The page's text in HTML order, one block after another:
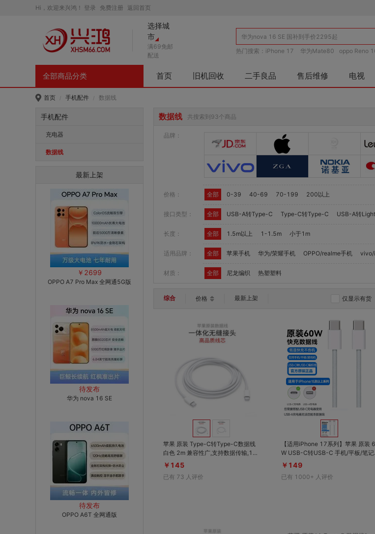
Hi，欢迎来兴鸿！ 登录 免费注册 返回首页
选择城
市
满69免邮
配送
热门搜索： iPhone 17 华为Mate80 oppo Reno
全部商品分类 首页 旧机回收 二手良品 售后维修 电视
首页 / 手机配件 / 数据线
手机配件
充电器
数据线
最新上架
￥2699
OPPO A7 Pro Max 全网通5G版
待发布
华为 nova 16 SE
待发布
OPPO A6T 全网通版
数据线 共搜索到93个商品
品牌：
价格： 全部 0-39 40-69 70-199 200以上
接口类型： 全部 USB-A转Type-C Type-C转Type-C USB-A转
长度： 全部 1.5m以上 1-1.5m 小于1m
适用品牌： 全部 苹果手机 华为/荣耀手机 OPPO/realme手机 vivo/
材质： 全部 尼龙编织 热塑塑料
综合 价格 最新上架 仅显示有货
苹果 原装 Type-C转Type-C数据线
白色 2m 兼容性广,支持数据传输,1m/
2m可选
￥145
已有 73 人评价
【适用iPhone 17系列】苹果 原装
W USB-C转USB-C 手机/平板/笔记
本电脑编织数据线 白色 1m 适配iPho
品，低温快充不伤机
￥149
已有 1000+ 人评价